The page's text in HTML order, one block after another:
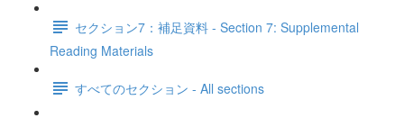
セクション7：補足資料 - Section 7: Supplemental
Reading Materials
すべてのセクション - All sections